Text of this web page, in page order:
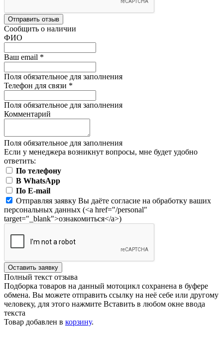
Отправить отзыв
Сообщить о наличии
ФИО
Ваш email *
Поля обязательное для заполнения
Телефон для связи *
Поля обязательное для заполнения
Комментарий
Поля обязательное для заполнения
Если у менеджера возникнут вопросы, мне будет удобно
ответить:
По телефону
В WhatsApp
По E-mail
Отправляя заявку Вы даёте согласие на обработку ваших
персональных данных (<a href="/personal"
target="_blank">ознакомиться</a>)
Оставить заявку
Полный текст отзыва
Подборка товаров на данный мотоцикл сохранена в буфере
обмена. Вы можете отправить ссылку на неё себе или другому
человеку, для этого нажмите Вставить в любом окне ввода
текста
Товар добавлен в корзину.